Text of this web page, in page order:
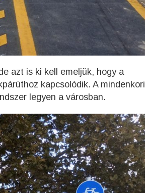
azt is ki kell emeljük, hogy a
kapcsolódik. A mindenkori
legyen a városban.